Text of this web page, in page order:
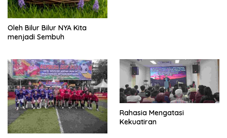
Oleh Bilur Bilur NYA Kita
menjadi Sembuh
Rahasia Mengatasi
Kekuatiran